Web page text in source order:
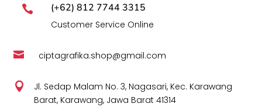
 (+62) 812 7744 3315
Customer Service Online
 ciptagrafika.shop@gmail.com

Jl. Sedap Malam No. 3, Nagasari, Kec. Karawang
Barat, Karawang, Jawa Barat 41314